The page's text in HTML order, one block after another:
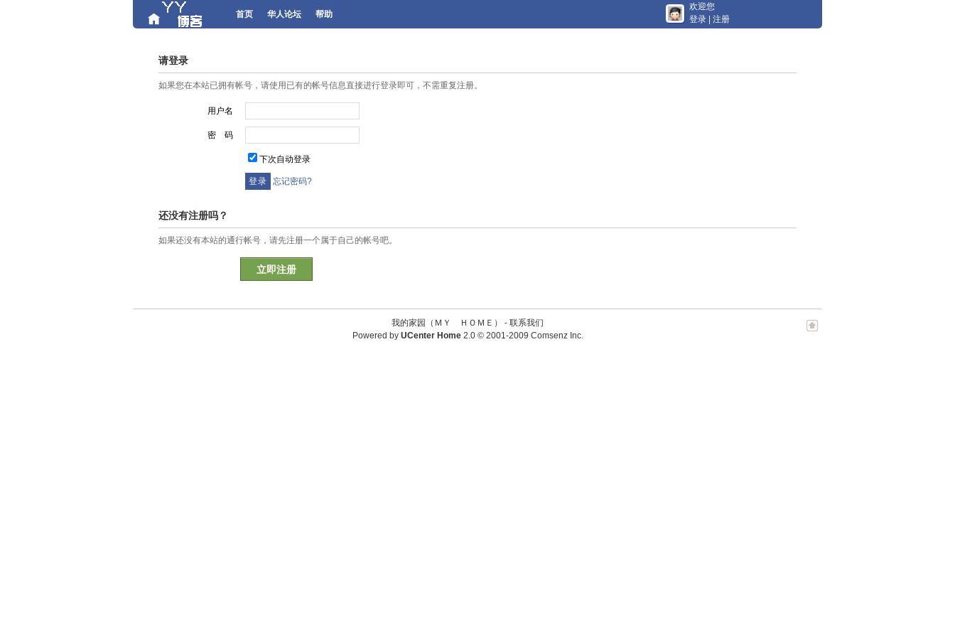
首页 华人论坛 帮助
欢迎您
登录
注册
请登录
如果您在本站已拥有帐号，请使用已有的帐号信息直接进行登录即可，不需重复注册。
用户名
密 码
下次自动登录
忘记密码?
还没有注册吗？
如果还没有本站的通行帐号，请先注册一个属于自己的帐号吧。
立即注册
我的家园（ＭＹ ＨＯＭＥ） - 联系我们
Powered by UCenter Home 2.0© 2001-2009 Comsenz Inc.